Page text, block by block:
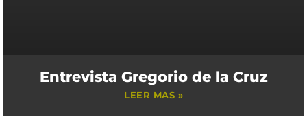
Entrevista Gregorio de la Cruz
LEER MAS »